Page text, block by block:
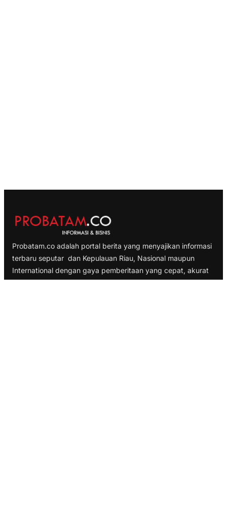
Probatam.co adalah portal berita yang menyajikan informasi
terbaru seputar dan Kepulauan Riau, Nasional maupun
International dengan gaya pemberitaan yang cepat, akurat
dan terpercaya